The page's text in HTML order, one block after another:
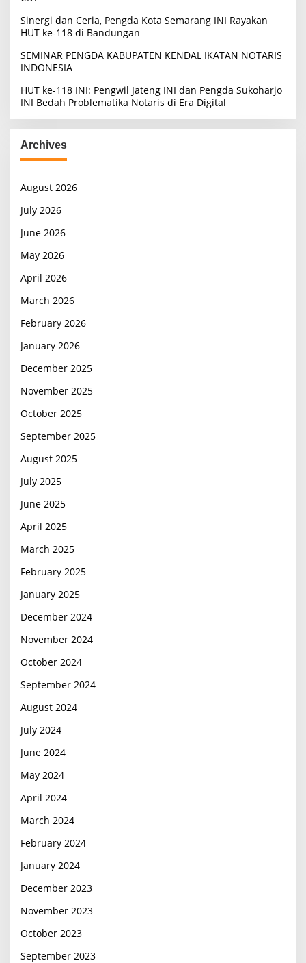
Sinergi dan Ceria, Pengda Kota Semarang INI Rayakan
HUT ke-118 di Bandungan
SEMINAR PENGDA KABUPATEN KENDAL IKATAN NOTARIS
INDONESIA
HUT ke-118 INI: Pengwil Jateng INI dan Pengda Sukoharjo
INI Bedah Problematika Notaris di Era Digital
Archives
August 2026
July 2026
June 2026
May 2026
April 2026
March 2026
February 2026
January 2026
December 2025
November 2025
October 2025
September 2025
August 2025
July 2025
June 2025
April 2025
March 2025
February 2025
January 2025
December 2024
November 2024
October 2024
September 2024
August 2024
July 2024
June 2024
May 2024
April 2024
March 2024
February 2024
January 2024
December 2023
November 2023
October 2023
September 2023